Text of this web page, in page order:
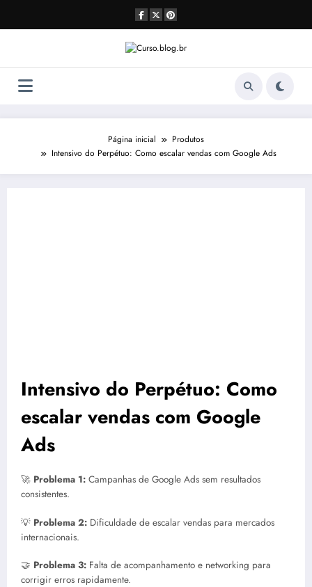
o
Página inicial
Produtos
Intensivo do Perpétuo: Como escalar vendas com Google Ads
Intensivo do Perpétuo: Como
escalar vendas com Google
Ads
🚀 Problema 1: Campanhas de Google Ads sem resultados
consistentes.
💡 Problema 2: Dificuldade de escalar vendas para mercados
internacionais.
🤝 Problema 3: Falta de acompanhamento e networking para
corrigir erros rapidamente.